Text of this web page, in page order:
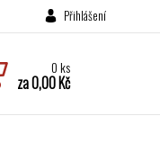
Přihlášení
0ks
za0,00 Kč